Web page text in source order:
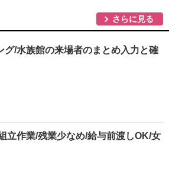
さらに見る
グ/水族館の来場者のまとめ入力と確
立作業/残業少なめ/給与前渡しOK/女